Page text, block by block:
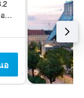
Hermannstr. 214-216, เบอร์ลิน, เยอรมนี
อ